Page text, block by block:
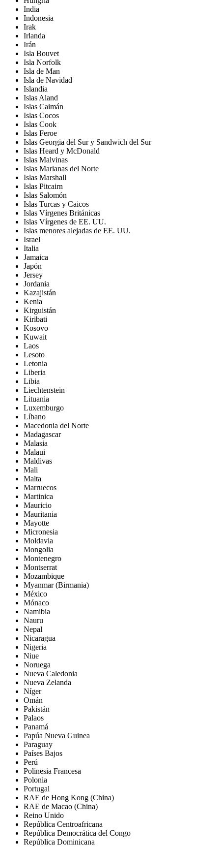
India
Indonesia
Irak
Irlanda
Irán
Isla Bouvet
Isla Norfolk
Isla de Man
Isla de Navidad
Islandia
Islas Aland
Islas Caimán
Islas Cocos
Islas Cook
Islas Feroe
Islas Georgia del Sur y Sandwich del Sur
Islas Heard y McDonald
Islas Malvinas
Islas Marianas del Norte
Islas Marshall
Islas Pitcairn
Islas Salomón
Islas Turcas y Caicos
Islas Vírgenes Británicas
Islas Vírgenes de EE. UU.
Islas menores alejadas de EE. UU.
Israel
Italia
Jamaica
Japón
Jersey
Jordania
Kazajistán
Kenia
Kirguistán
Kiribati
Kosovo
Kuwait
Laos
Lesoto
Letonia
Liberia
Libia
Liechtenstein
Lituania
Luxemburgo
Líbano
Macedonia del Norte
Madagascar
Malasia
Malaui
Maldivas
Mali
Malta
Marruecos
Martinica
Mauricio
Mauritania
Mayotte
Micronesia
Moldavia
Mongolia
Montenegro
Montserrat
Mozambique
Myanmar (Birmania)
México
Mónaco
Namibia
Nauru
Nepal
Nicaragua
Nigeria
Niue
Noruega
Nueva Caledonia
Nueva Zelanda
Níger
Omán
Pakistán
Palaos
Panamá
Papúa Nueva Guinea
Paraguay
Países Bajos
Perú
Polinesia Francesa
Polonia
Portugal
RAE de Hong Kong (China)
RAE de Macao (China)
Reino Unido
República Centroafricana
República Democrática del Congo
República Dominicana